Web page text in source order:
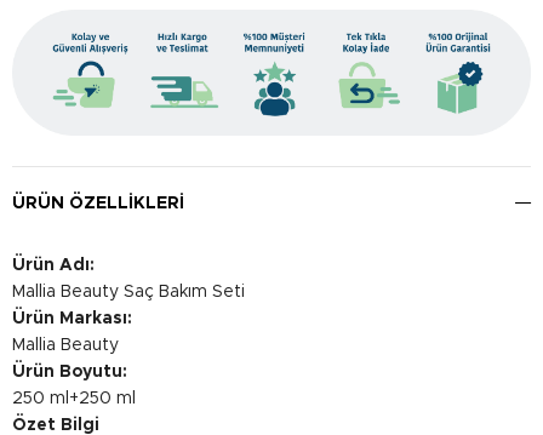
ÜRÜN ÖZELLIKLERI
Ürün Adı:
Mallia Beauty Saç Bakım Seti
Ürün Markası:
Mallia Beauty
Ürün Boyutu:
250 ml+250 ml
Özet Bilgi